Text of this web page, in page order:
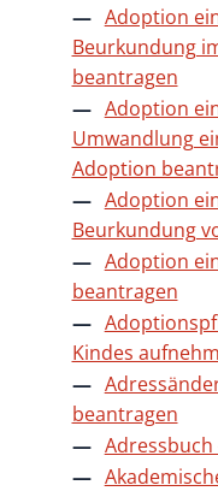
Adoption
Beurkundung
beantragen
Adoption
Umwandlung
Adoption
Adoption
Beurkundung
Adoption
beantragen
Kindes
beantragen